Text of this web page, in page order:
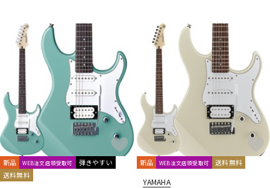
新品 WEB注文店頭受取可
弾きやすい
送料無料
新品 WEB注文店頭受取可 送料無料
YAMAHA